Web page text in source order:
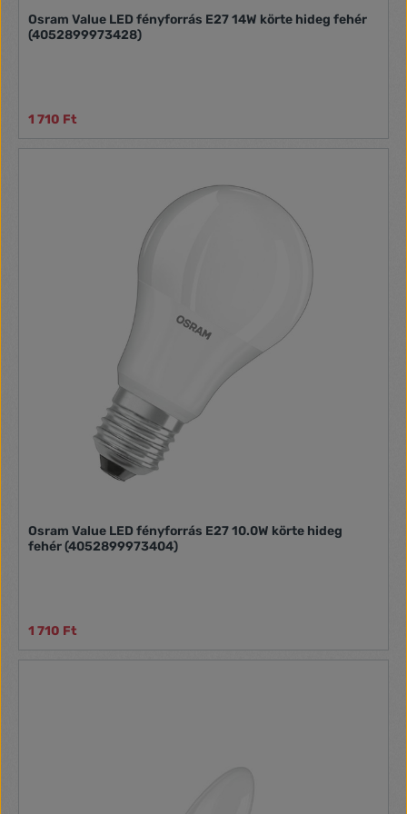
Osram Value LED fényforrás E27 14W körte hideg fehér
(4052899973428)
1 710 Ft
Osram Value LED fényforrás E27 10.0W körte hideg
fehér (4052899973404)
1 710 Ft